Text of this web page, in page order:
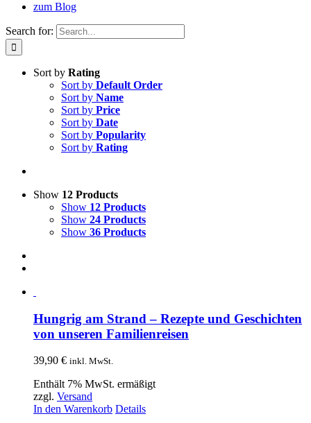
zum Blog
Search for:
Sort by Rating
Sort by Default Order
Sort by Name
Sort by Price
Sort by Date
Sort by Popularity
Sort by Rating
Show 12 Products
Show 12 Products
Show 24 Products
Show 36 Products
Hungrig am Strand – Rezepte und Geschichten
von unseren Familienreisen
39,90 € inkl. MwSt.
Enthält 7% MwSt. ermäßigt
zzgl. Versand
In den Warenkorb Details